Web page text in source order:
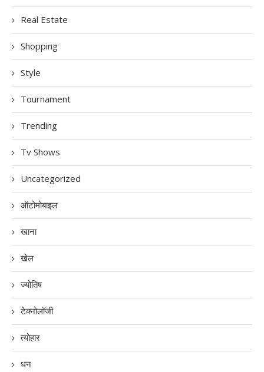
Real Estate
Shopping
Style
Tournament
Trending
Tv Shows
Uncategorized
ऑटोमोबाइल
खाना
खेल
ज्योतिष
टेक्नोलॉजी
त्योहार
धन